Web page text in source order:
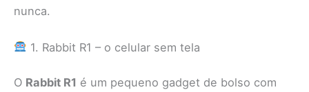
nunca.
1. Rabbit R1 – o celular sem tela
O Rabbit R1 é um pequeno gadget de bolso com